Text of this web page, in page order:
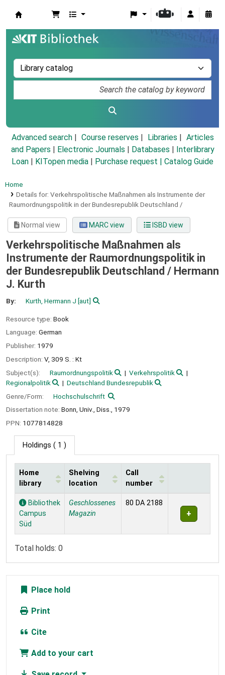
Advanced search Course reserves Libraries
Articles
and Papers
Electronic Journals Databases
Interlibrary
Loan
KITopen media Purchase request | Catalog Guide
Home
Details for: Verkehrspolitische Maßnahmen als Instrumente der
Raumordnungspolitik in der Bundesrepublik Deutschland /
Normal view MARC view ISBD view
Verkehrspolitische Maßnahmen als
Instrumente der Raumordnungspolitik in
der Bundesrepublik Deutschland / Hermann
J. Kurth
By: Kurth, Hermann J [aut]
Resource type: Book
Language: German
Publisher: 1979
Description: V, 309 S. : Kt
Subject(s):
Raumordnungspolitik
Verkehrspolitik
Regionalpolitik
Deutschland Bundesrepublik
Genre/Form:
Hochschulschrift
Dissertation note: Bonn, Univ., Diss., 1979
PPN: 1077814828
Holdings ( 1 )
Holdings
Home
library
Shelving
location
Call
number
Bibliothek
Campus
Süd
Geschlossenes
Magazin
80 DA 2188
Total holds: 0
Place hold
Print
Cite
Add to your cart